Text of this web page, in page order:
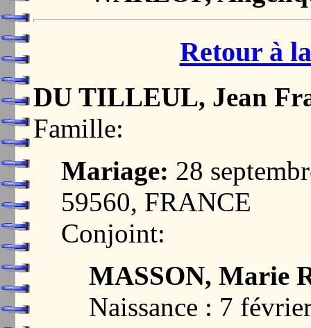
Retour à
DU TILLEUL, Jean
Famille:
Mariage: 28
59560, FRANCE
Conjoint:
MASSON, Marie
Naissance : 7